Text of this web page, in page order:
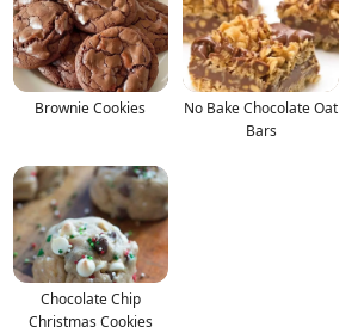
Brownie Cookies
No Bake Chocolate Oat
Bars
Chocolate Chip
Christmas Cookies